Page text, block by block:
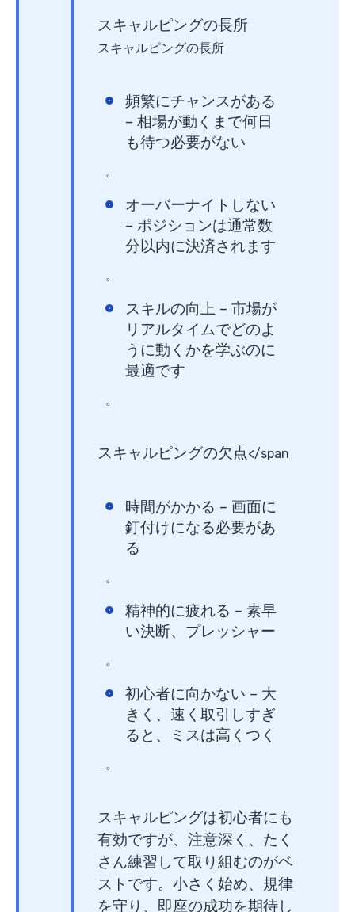
スキャルピングの長所
スキャルピングの長所
頻繁にチャンスがある
– 相場が動くまで何日
も待つ必要がない
。
オーバーナイトしない
– ポジションは通常数
分以内に決済されます
。
スキルの向上 – 市場が
リアルタイムでどのよ
うに動くかを学ぶのに
最適です
。
スキャルピングの欠点</span
時間がかかる – 画面に
釘付けになる必要があ
る
。
精神的に疲れる – 素早
い決断、プレッシャー
。
初心者に向かない – 大
きく、速く取引しすぎ
ると、ミスは高くつく
。
スキャルピングは初心者にも
有効ですが、注意深く、たく
さん練習して取り組むのがベ
ストです。小さく始め、規律
を守り、即座の成功を期待し